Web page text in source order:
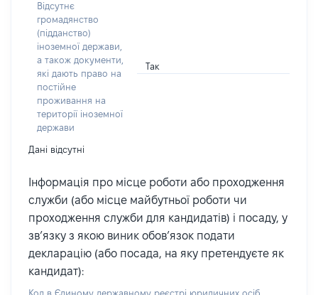
Відсутнє
громадянство
(підданство)
іноземної держави,
а також документи,
які дають право на
постійне
проживання на
території іноземної
держави
Так
Дані відсутні
Інформація про місце роботи або проходження
служби (або місце майбутньої роботи чи
проходження служби для кандидатів) і посаду, у
зв’язку з якою виник обов’язок подати
декларацію (або посада, на яку претендуєте як
кандидат):
Код в Єдиному державному реєстрі юридичних осіб,